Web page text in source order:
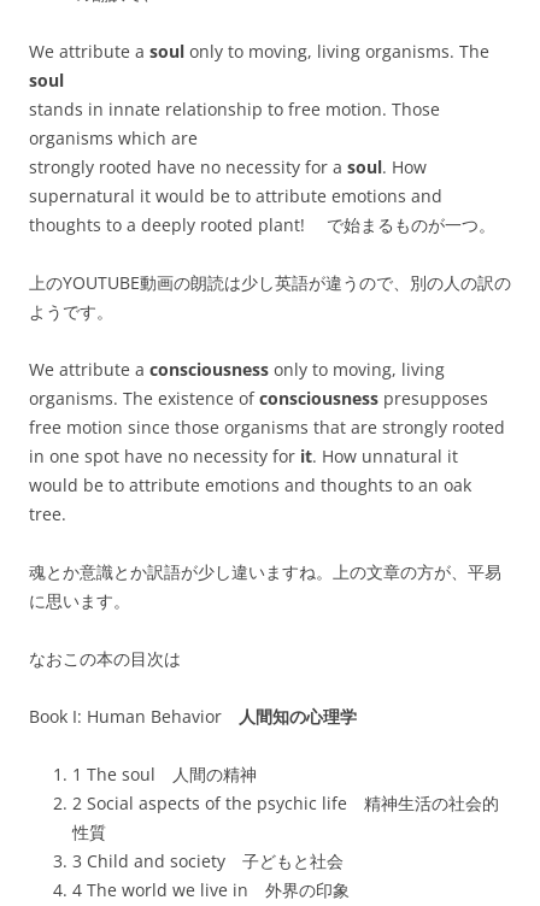
We attribute a soul only to moving, living organisms. The
soul
stands in innate relationship to free motion. Those
organisms which are
strongly rooted have no necessity for a soul. How
supernatural it would be to attribute emotions and
thoughts to a deeply rooted plant! で始まるものが一つ。
上のYOUTUBE動画の朗読は少し英語が違うので、別の人の訳の
ようです。
We attribute a consciousness only to moving, living
organisms. The existence ofconsciousness presupposes
free motion since those organisms that are strongly rooted
in one spot have no necessity for it. How unnatural it
would be to attribute emotions and thoughts to an oak
tree.
魂とか意識とか訳語が少し違いますね。上の文章の方が、平易
に思います。
なおこの本の目次は
Book I: Human Behavior 人間知の心理学
1 The soul 人間の精神
2 Social aspects of the psychic life 精神生活の社会的
性質
3 Child and society 子どもと社会
4 The world we live in 外界の印象